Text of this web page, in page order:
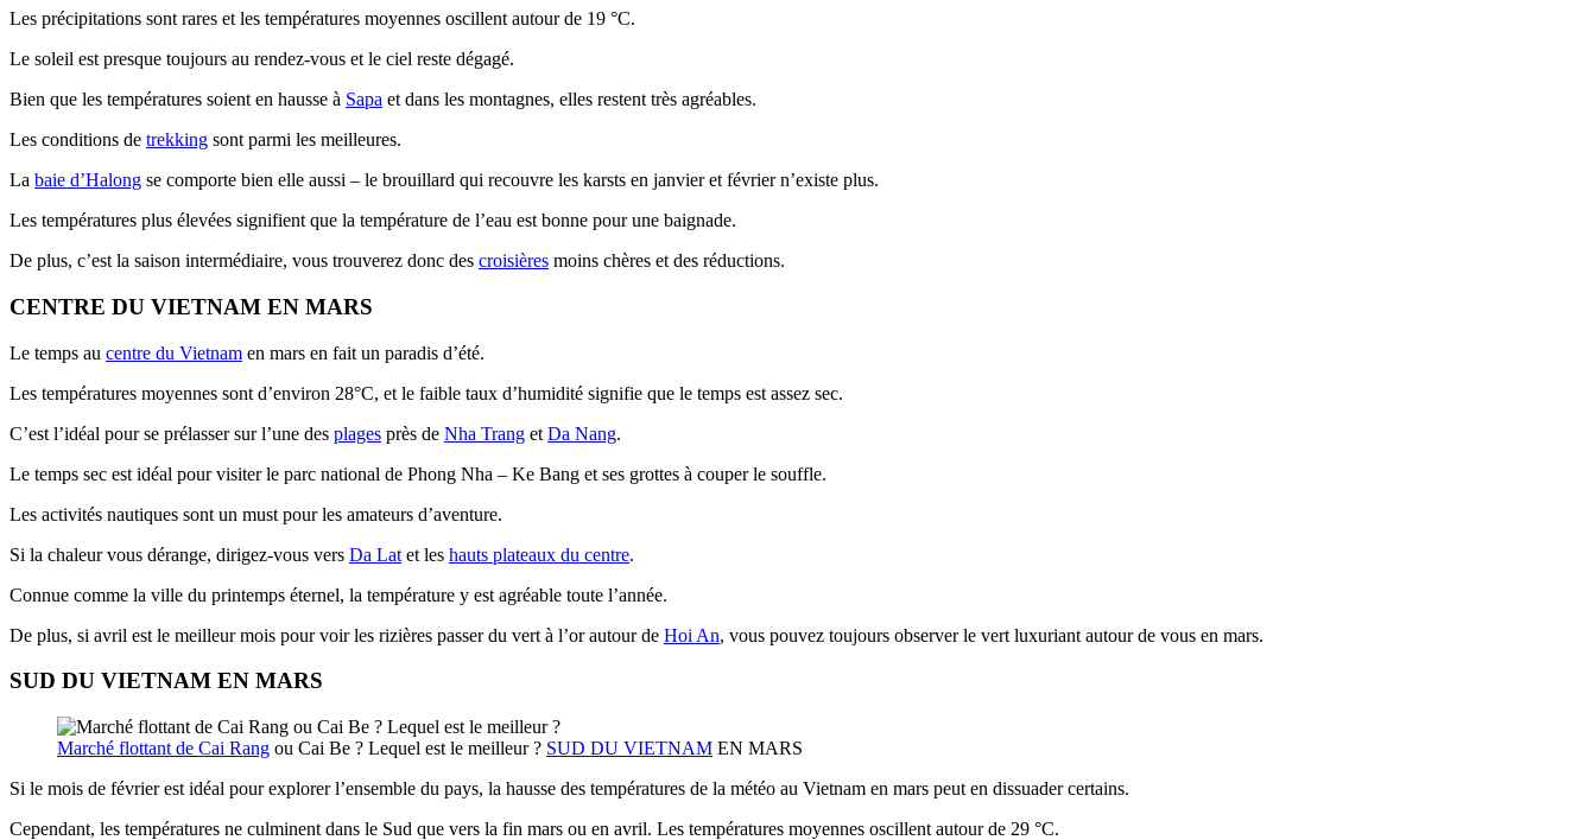
Les précipitations sont rares et les températures moyennes oscillent autour de 19 °C.
Le soleil est presque toujours au rendez-vous et le ciel reste dégagé.
Bien que les températures soient en hausse à Sapa et dans les montagnes, elles restent très agréables.
Les conditions de trekking sont parmi les meilleures.
La baie d’Halong se comporte bien elle aussi – le brouillard qui recouvre les karsts en janvier et février n’existe plus.
Les températures plus élevées signifient que la température de l’eau est bonne pour une baignade.
De plus, c’est la saison intermédiaire, vous trouverez donc des croisières moins chères et des réductions.
CENTRE DU VIETNAM EN MARS
Le temps au centre du Vietnam en mars en fait un paradis d’été.
Les températures moyennes sont d’environ 28°C, et le faible taux d’humidité signifie que le temps est assez sec.
C’est l’idéal pour se prélasser sur l’une des plages près de Nha Trang et Da Nang.
Le temps sec est idéal pour visiter le parc national de Phong Nha – Ke Bang et ses grottes à couper le souffle.
Les activités nautiques sont un must pour les amateurs d’aventure.
Si la chaleur vous dérange, dirigez-vous vers Da Lat et les hauts plateaux du centre.
Connue comme la ville du printemps éternel, la température y est agréable toute l’année.
De plus, si avril est le meilleur mois pour voir les rizières passer du vert à l’or autour de Hoi An, vous pouvez toujours observer le vert luxuriant autour de vous en mars.
SUD DU VIETNAM EN MARS
Marché flottant de Cai Rang ou Cai Be ? Lequel est le meilleur ? SUD DU VIETNAM EN MARS
Si le mois de février est idéal pour explorer l’ensemble du pays, la hausse des températures de la météo au Vietnam en mars peut en dissuader certains.
Cependant, les températures ne culminent dans le Sud que vers la fin mars ou en avril. Les températures moyennes oscillent autour de 29 °C.